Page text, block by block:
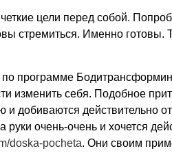
цели перед собой.
стремиться. Именно готовы.
программе
изменить себя. Подобное
добиваются действительно
очень-очень и хочется
doska-pocheta. Они своим